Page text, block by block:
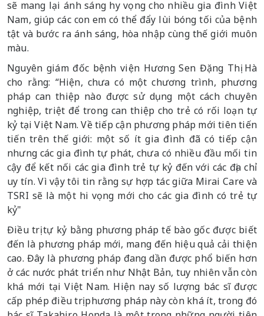
sẽ mang lại ánh sáng hy vọng cho nhiều gia đình Việt
Nam, giúp các con em có thể đẩy lùi bóng tối của bệnh
tật và bước ra ánh sáng, hòa nhập cùng thế giới muôn
màu.
Nguyên giám đốc bệnh viện Hương Sen Đặng Thị Hà
cho rằng: “Hiện, chưa có một chương trình, phương
pháp can thiệp nào được sử dụng một cách chuyên
nghiệp, triệt để trong can thiệp cho trẻ có rối loạn tự
kỷ tại Việt Nam. Về tiếp cận phương pháp mới tiên tiến
tiến trên thế giới: một số ít gia đình đã có tiếp cận
nhưng các gia đình tự phát, chưa có nhiều đầu mối tin
cậy để kết nối các gia đình trẻ tự kỷ đến với các địa chỉ
uy tín. Vì vậy tôi tin rằng sự hợp tác giữa Mirai Care và
TSRI sẽ là một hi vọng mới cho các gia đình có trẻ tự
kỷ"
Điều trị tự kỷ bằng phương pháp tế bào gốc được biết
đến là phương pháp mới, mang đến hiệu quả cải thiện
cao. Đây là phương pháp đang dần được phổ biến hơn
ở các nước phát triển như Nhật Bản, tuy nhiên vẫn còn
khá mới tại Việt Nam. Hiện nay số lượng bác sĩ được
cấp phép điều trị phương pháp này còn khá ít, trong đó